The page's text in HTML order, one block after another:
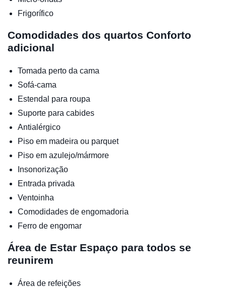
Frigorífico
Comodidades dos quartos Conforto
adicional
Tomada perto da cama
Sofá-cama
Estendal para roupa
Suporte para cabides
Antialérgico
Piso em madeira ou parquet
Piso em azulejo/mármore
Insonorização
Entrada privada
Ventoinha
Comodidades de engomadoria
Ferro de engomar
Área de Estar Espaço para todos se
reunirem
Área de refeições